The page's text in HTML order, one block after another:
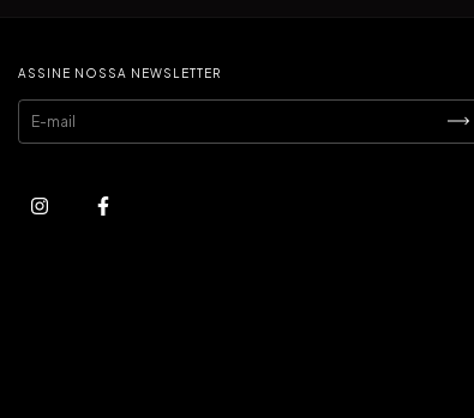
ASSINE NOSSA NEWSLETTER